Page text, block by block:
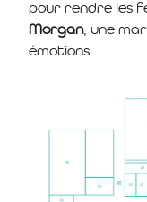
pour rendre les
Morgan, une
émotions.